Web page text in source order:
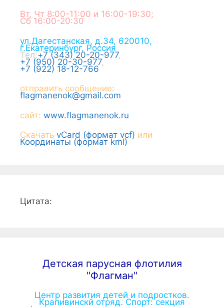
Вт, Чт 8:00-11:00 и 16:00-19:30;
Сб 16:00-20:30
ул.Дагестанская, д.34, 620010,
г.Екатеринбург, Россия
Тел:+7 (343) 20-20-977,
+7 (950) 20-30-977,
+7 (922) 18-12-766
отправить сообщение:
flagmanenok@gmail.com
сайт: www.flagmanenok.ru
Скачать vCard (формат vcf) или
Координаты (формат kml)
Цитата:
Детская парусная флотилия
"Флагман"
Центр развития детей и подростков.
Крапивинскй отряд. Спорт: секция